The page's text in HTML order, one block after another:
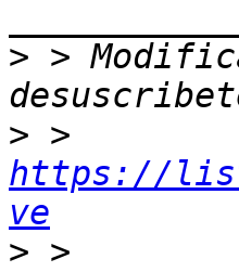
> >
>
https://
ve
>